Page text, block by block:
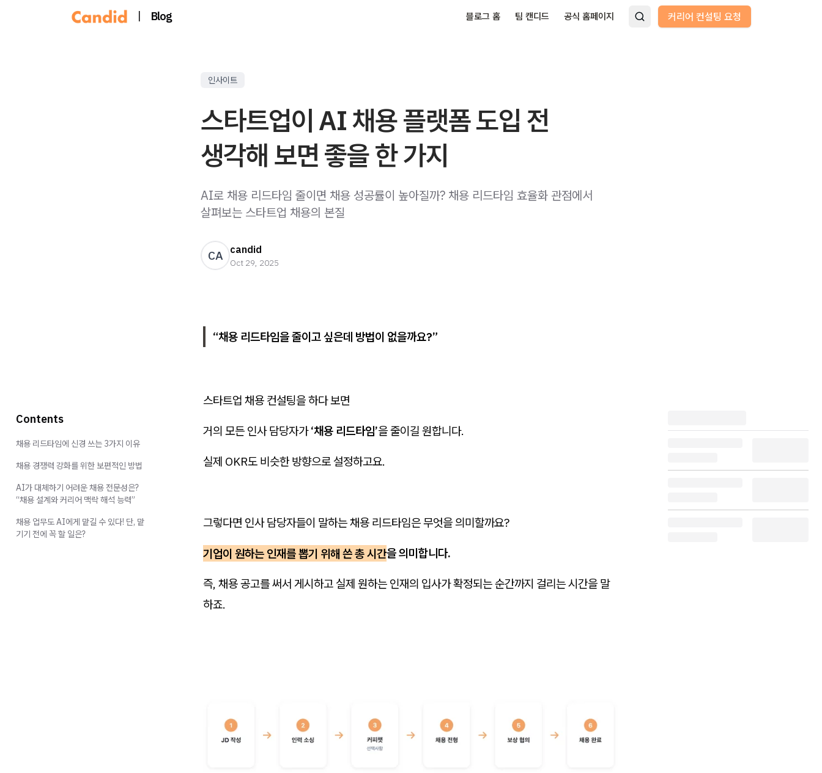
| Blog 블로그 홈 팀 캔디드 공식 홈페이지 커리어 컨설팅 요청
인사이트
스타트업이 AI 채용 플랫폼 도입 전
생각해 보면 좋을 한 가지
AI로 채용 리드타임 줄이면 채용 성공률이 높아질까? 채용 리드타임 효율화 관점에서
살펴보는 스타트업 채용의 본질
CA candid
Oct 29, 2025
“채용 리드타임을 줄이고 싶은데 방법이 없을까요?”
스타트업 채용 컨설팅을 하다 보면
거의 모든 인사 담당자가‘채용 리드타임’을 줄이길 원합니다.
실제 OKR도 비슷한 방향으로 설정하고요.
그렇다면 인사 담당자들이 말하는 채용 리드타임은 무엇을 의미할까요?
기업이 원하는 인재를 뽑기 위해 쓴 총 시간을 의미합니다.
즉, 채용 공고를 써서 게시하고 실제 원하는 인재의 입사가 확정되는 순간까지 걸리는 시간을 말
하죠.
Contents
채용 리드타임에 신경 쓰는 3가지 이유
채용 경쟁력 강화를 위한 보편적인 방법
AI가 대체하기 어려운 채용 전문성은?
“채용 설계와 커리어 맥락 해석 능력”
채용 업무도 AI에게 맡길 수 있다! 단, 맡
기기 전에 꼭 할 일은?